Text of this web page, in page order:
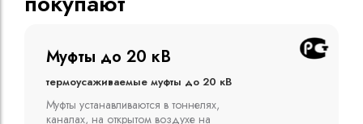
Муфты до 10 кВ
Термоусаживаемые муфты до 10 кВ
Компания ООО "Москабельторг"
предлагает, как соединительные